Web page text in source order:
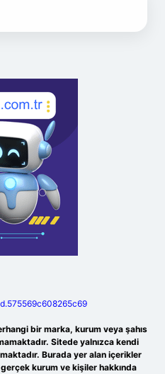
bir marka, kurum veya şahıs
Sitede yalnızca kendi
Burada yer alan içerikler
kurum ve kişiler hakkında